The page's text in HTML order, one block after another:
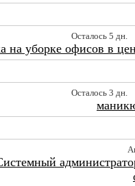
Осталось 5 дн.
на уборке офисов в
Осталось 3 дн.